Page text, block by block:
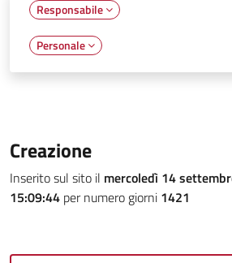
Responsabile
Personale
Creazione
Inserito sul sito il mercoledì 14
15:09:44 per numero giorni 1421